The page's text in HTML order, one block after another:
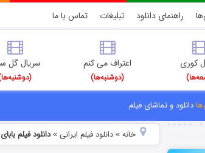
راهنمای دانلود تبلیغات تماس با ما
کوری اعتراف می کنم
(دوشنبه‌ها)
سریال گل
دانلود و تماشای فیلم
خانه» دانلود فیلم‌ ایرانی »دانلود فیلم